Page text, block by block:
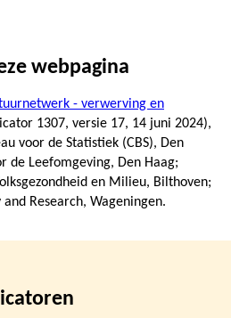
webpagina
- verwerving en
1307, versie 17, 14 juni 2024),
voor de Statistiek (CBS), Den
de Leefomgeving, Den Haag;
en Milieu, Bilthoven;
Research, Wageningen.